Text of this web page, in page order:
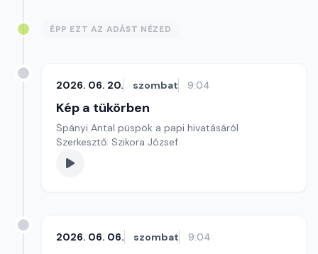
ÉPP EZT AZ ADÁST NÉZED
2026. 06. 20. szombat 9:04
Kép a tükörben
Spányi Antal püspök a papi hivatásáról
Szerkesztő: Szikora József
2026. 06. 06. szombat 9:04